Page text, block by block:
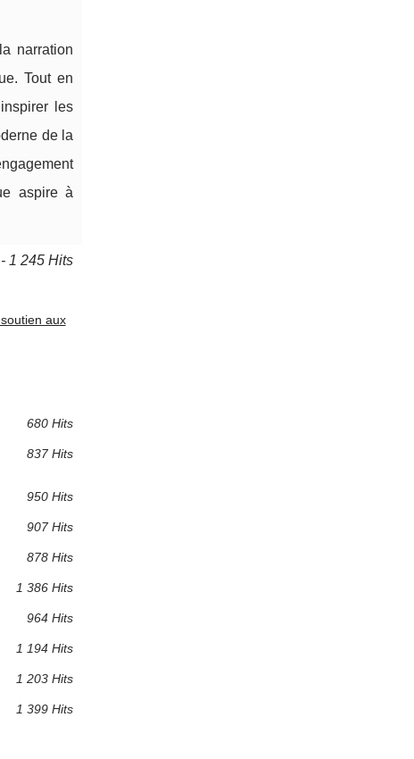
narration
Tout en
les
de la
aspire à
1 245 Hits
aux
680 Hits
837 Hits
950 Hits
907 Hits
878 Hits
1 386 Hits
964 Hits
1 194 Hits
1 203 Hits
1 399 Hits